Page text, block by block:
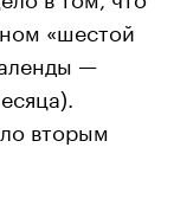
«шестой
—
вторым